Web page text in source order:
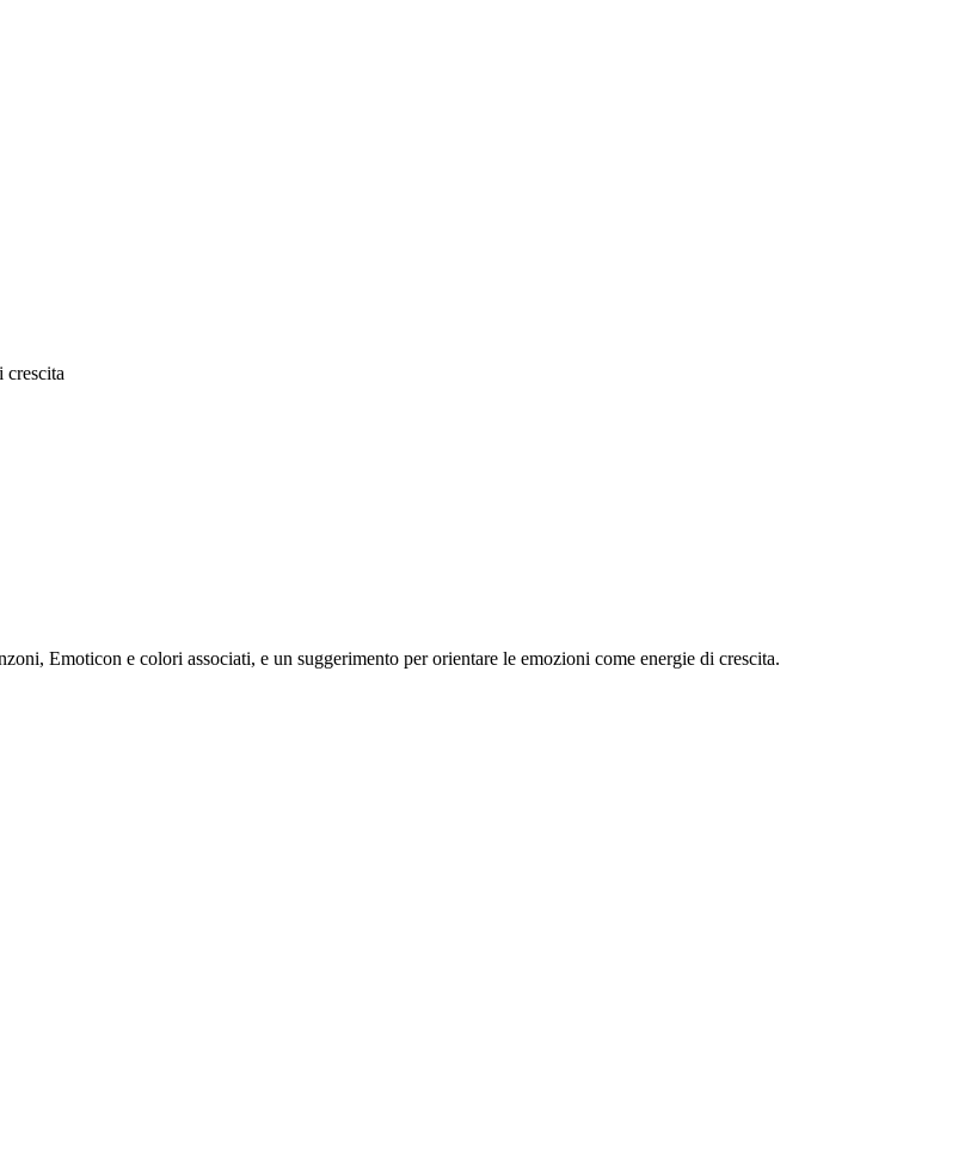
crescita
Emoticon e colori associati, e un suggerimento per orientare le emozioni come energie di crescita.